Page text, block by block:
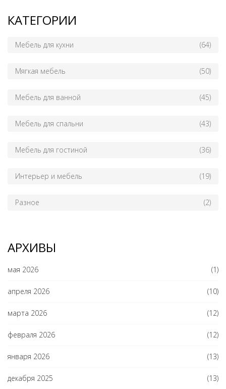
КАТЕГОРИИ
Мебель для кухни (64)
Мягкая мебель (50)
Мебель для ванной (45)
Мебель для спальни (43)
Мебель для гостиной (36)
Интерьер и мебель (19)
Разное (2)
АРХИВЫ
мая 2026 (1)
апреля 2026 (10)
марта 2026 (12)
февраля 2026 (12)
января 2026 (13)
декабря 2025 (13)